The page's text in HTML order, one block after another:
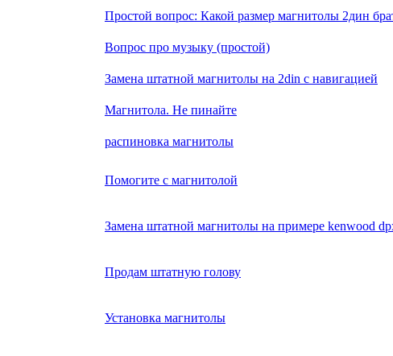
Простой вопрос: Какой размер магнитолы 2дин
Вопрос про музыку (простой)
Замена штатной магнитолы на 2din с навигацией
Магнитола. Не пинайте
распиновка магнитолы
Помогите с магнитолой
Замена штатной магнитолы на примере kenwood
Продам штатную голову
Установка магнитолы